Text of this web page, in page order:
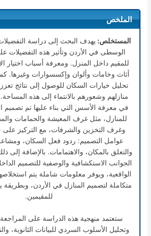
الملخص
المستخلص: يهدف البحث إلى دراسة
الوسطى في الأردن وتأثير هذه التفضيلات
للمقيم داخل المنزل. ومعرفة أسباب اختيار
أثاث وخامات وألوان وإكسسوارات وغيرها.
تحليل خيارات السكان للوصول إلى نتائج
منازلهم وشعورهم بالانتماء إلى هذه
في معرفة الأسس التي بناء عليها تم تصميم
للمنازل، مثل غرف المعيشة والحمامات
وغرف التخزين والشرفات، مع التركيز
عوامل التصميم: ردود فعل السكان،
والتعلق بالمكان، والاهتمامات. بالإضافة إلى
الجوانب الاستكشافية والوصفية للتصميم
الواقعية، ويوفر معلومات شاملة يتم
متكاملة لتصميم المنازل في الأردن، وبطريقة
للمقيمين.
ستعتمد منهجية هذه الدراسة على المراجعة
وتحليل الأسلوب السردي للبيانات الثانوية،